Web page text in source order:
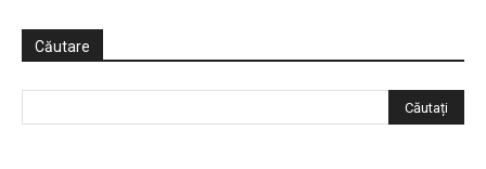
Căutare